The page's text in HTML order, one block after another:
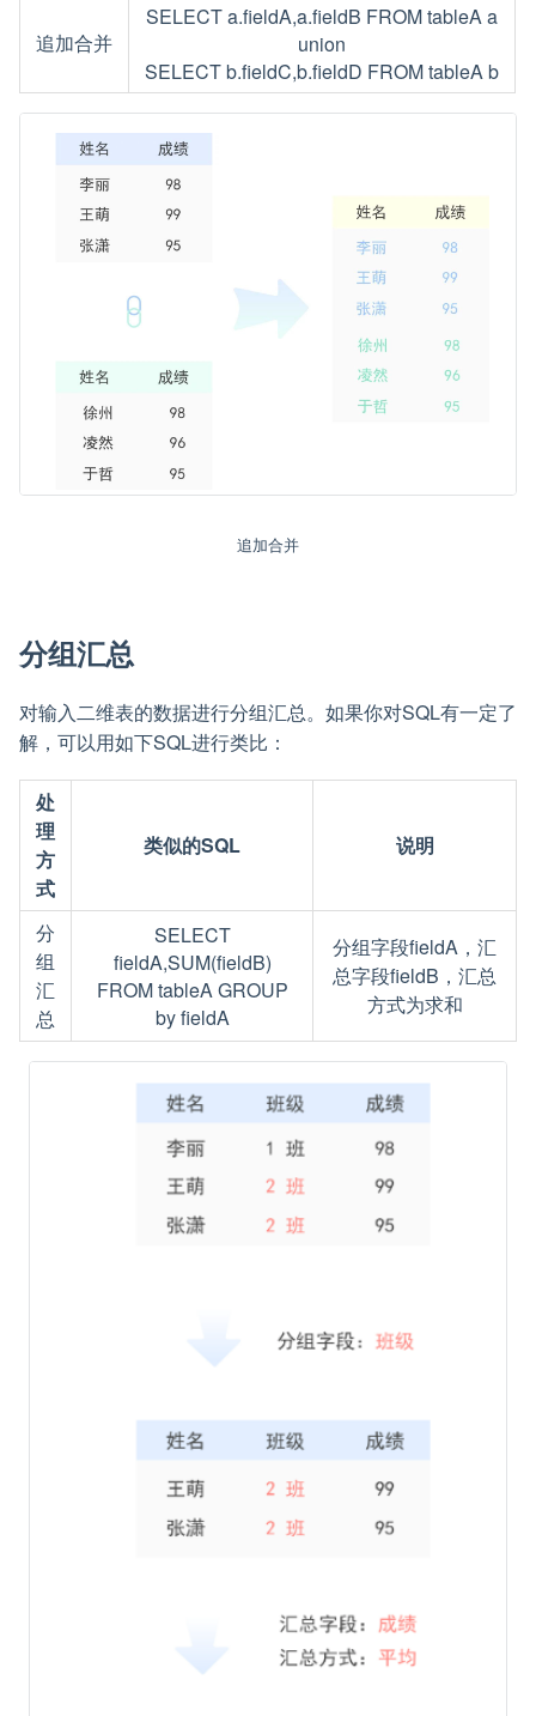
追加合并
SELECT a.fieldA,a.fieldB FROM tableA a
union
SELECT b.fieldC,b.fieldD FROM tableA b
追加合并
分组汇总
对输入二维表的数据进行分组汇总。如果你对SQL有一定了
解，可以用如下SQL进行类比：
处
理
方
式
类似的SQL 说明
分
组
汇
总
SELECT
fieldA,SUM(fieldB)
FROM tableA GROUP
by fieldA
分组字段fieldA，汇
总字段fieldB，汇总
方式为求和